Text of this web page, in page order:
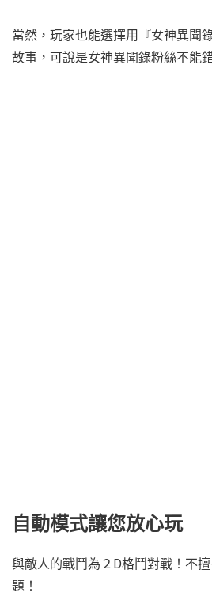
當然，玩家也能選擇用『女神異聞
故事，可說是女神異聞錄粉絲不能
自動模式讓您放心玩
與敵人的戰鬥為２D格鬥對戰！不
題！